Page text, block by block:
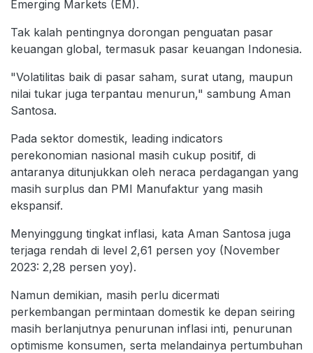
Emerging Markets (EM).
Tak kalah pentingnya dorongan penguatan pasar
keuangan global, termasuk pasar keuangan Indonesia.
"Volatilitas baik di pasar saham, surat utang, maupun
nilai tukar juga terpantau menurun," sambung Aman
Santosa.
Pada sektor domestik, leading indicators
perekonomian nasional masih cukup positif, di
antaranya ditunjukkan oleh neraca perdagangan yang
masih surplus dan PMI Manufaktur yang masih
ekspansif.
Menyinggung tingkat inflasi, kata Aman Santosa juga
terjaga rendah di level 2,61 persen yoy (November
2023: 2,28 persen yoy).
Namun demikian, masih perlu dicermati
perkembangan permintaan domestik ke depan seiring
masih berlanjutnya penurunan inflasi inti, penurunan
optimisme konsumen, serta melandainya pertumbuhan